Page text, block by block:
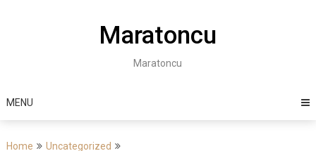
Maratoncu
Maratoncu
MENU
Home
Uncategorized